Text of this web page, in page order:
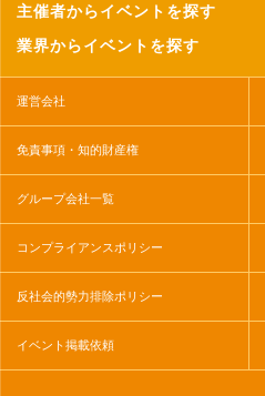
主催者からイベントを探す
業界からイベントを探す
運営会社
免責事項・知的財産権
グループ会社一覧
コンプライアンスポリシー
反社会的勢力排除ポリシー
イベント掲載依頼